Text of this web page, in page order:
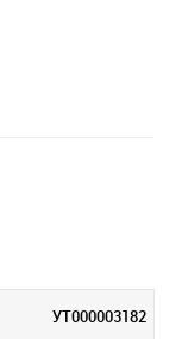
УТ000003182